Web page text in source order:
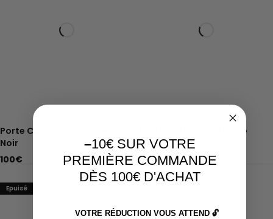
Porte Carte Gucci Beige
Noir
100€
Porte Carte Gucci Beige
Vert
100€
Epuisé
–10€ SUR VOTRE
PREMIÈRE COMMANDE
DÈS 100€ D'ACHAT
VOTRE RÉDUCTION VOUS ATTEND 🔓